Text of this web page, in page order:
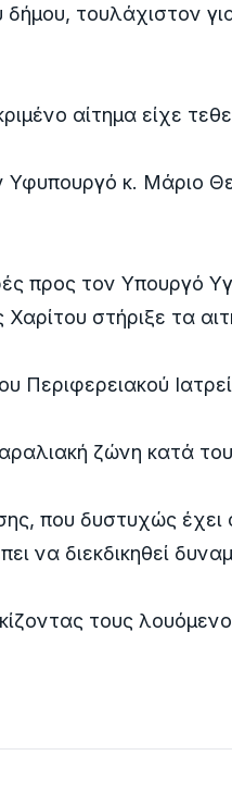
τουλάχιστον
αίτημα είχε
Υφυπουργό κ. Μάριο
προς τον Υπουργό
στήριξε τα
Περιφερειακού
ζώνη κατά
που δυστυχώς έχει
να διεκδικηθεί
τους